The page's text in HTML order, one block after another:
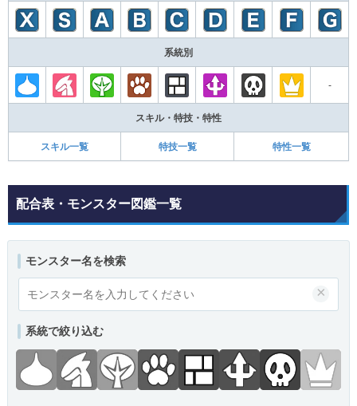
系統別
-
スキル・特技・特性
スキル一覧 特技一覧 特性一覧
配合表・モンスター図鑑一覧
モンスター名を検索
×
系統で絞り込む